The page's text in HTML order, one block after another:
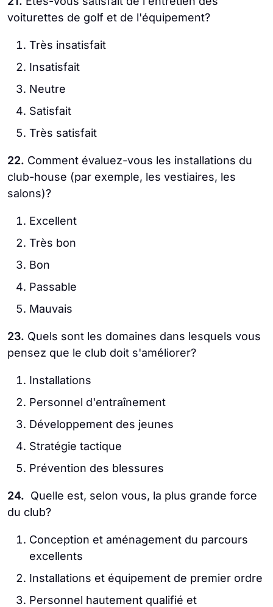
voiturettes de golf et de l'équipement?
Très insatisfait
Insatisfait
Neutre
Satisfait
Très satisfait
22. Comment évaluez-vous les installations du
club-house (par exemple, les vestiaires, les
salons)?
Excellent
Très bon
Bon
Passable
Mauvais
23. Quels sont les domaines dans lesquels vous
pensez que le club doit s'améliorer?
Installations
Personnel d'entraînement
Développement des jeunes
Stratégie tactique
Prévention des blessures
24. Quelle est, selon vous, la plus grande force
du club?
Conception et aménagement du parcours
excellents
Installations et équipement de premier ordre
Personnel hautement qualifié et